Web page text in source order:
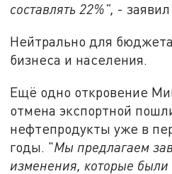
составлять 22%", -
Нейтрально для
бизнеса и населения.
Ещё одно откровение
отмена экспортной
нефтепродукты уже в
годы. "Мы предлагаем
изменения, которые были